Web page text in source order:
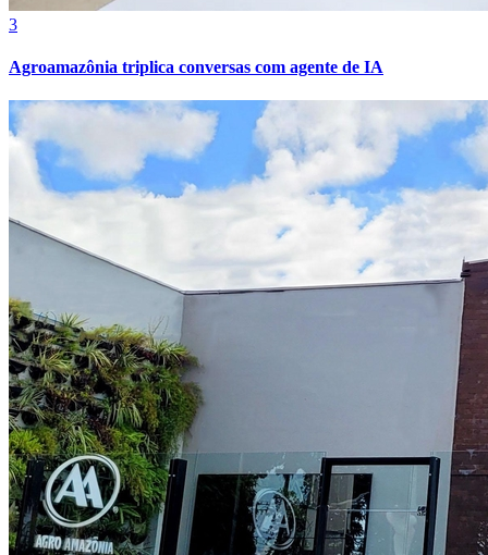
Internacional
3
Agroamazônia triplica conversas com agente de IA